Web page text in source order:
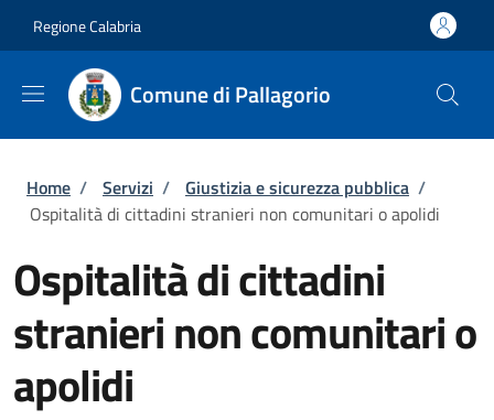
Regione Calabria
Comune di Pallagorio
Briciole di pane
Home / Servizi / Giustizia e sicurezza pubblica /
Ospitalità di cittadini stranieri non comunitari o apolidi
Ospitalità di cittadini
stranieri non comunitari o
apolidi